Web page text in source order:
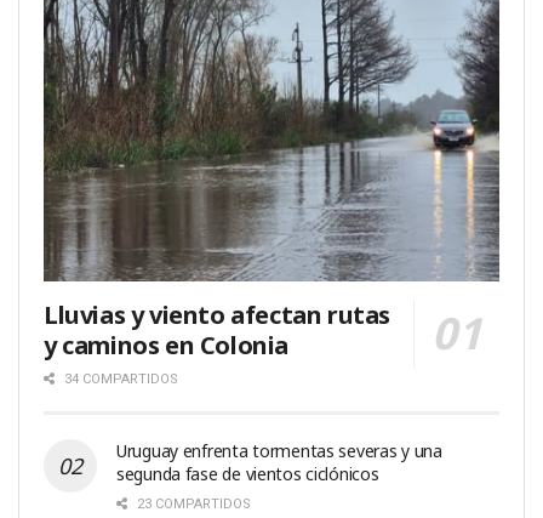
Lluvias y viento afectan rutas
y caminos en Colonia
34 COMPARTIDOS
Uruguay enfrenta tormentas severas y una
segunda fase de vientos ciclónicos
23 COMPARTIDOS